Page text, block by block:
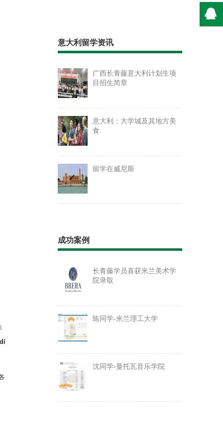
意大利留学资讯
广西长青藤意大利计划生项
目招生简章
意大利：大学城及其地方美
食
留学在威尼斯
成功案例
长青藤学员喜获米兰美术学
院录取
陈同学-米兰理工大学
沈同学-曼托瓦音乐学院